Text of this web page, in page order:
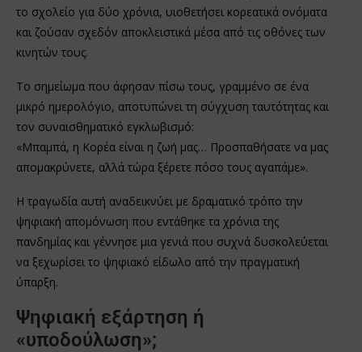
το σχολείο για δύο χρόνια, υιοθετήσει κορεατικά ονόματα
και ζούσαν σχεδόν αποκλειστικά μέσα από τις οθόνες των
κινητών τους.
Το σημείωμα που άφησαν πίσω τους, γραμμένο σε ένα
μικρό ημερολόγιο, αποτυπώνει τη σύγχυση ταυτότητας και
τον συναισθηματικό εγκλωβισμό:
«Μπαμπά, η Κορέα είναι η ζωή μας… Προσπαθήσατε να μας
απομακρύνετε, αλλά τώρα ξέρετε πόσο τους αγαπάμε».
Η τραγωδία αυτή αναδεικνύει με δραματικό τρόπο την
ψηφιακή απομόνωση που εντάθηκε τα χρόνια της
πανδημίας και γέννησε μια γενιά που συχνά δυσκολεύεται
να ξεχωρίσει το ψηφιακό είδωλο από την πραγματική
ύπαρξη.
Ψηφιακή εξάρτηση ή
«υποδούλωση»;